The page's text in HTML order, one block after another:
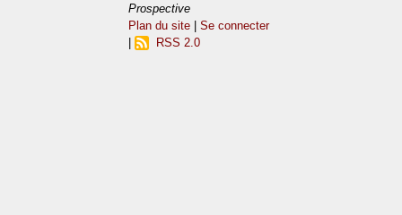
Prospective
Plan du site |Se connecter
RSS 2.0